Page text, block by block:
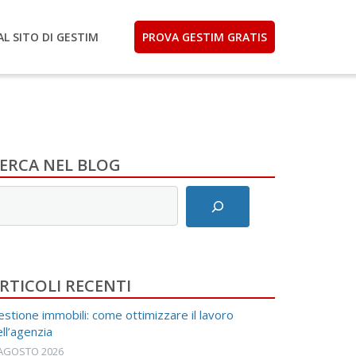
SITO DI GESTIM PROVA GESTIM GRATIS
NEL BLOG
RECENTI
immobili: come ottimizzare il lavoro
2026